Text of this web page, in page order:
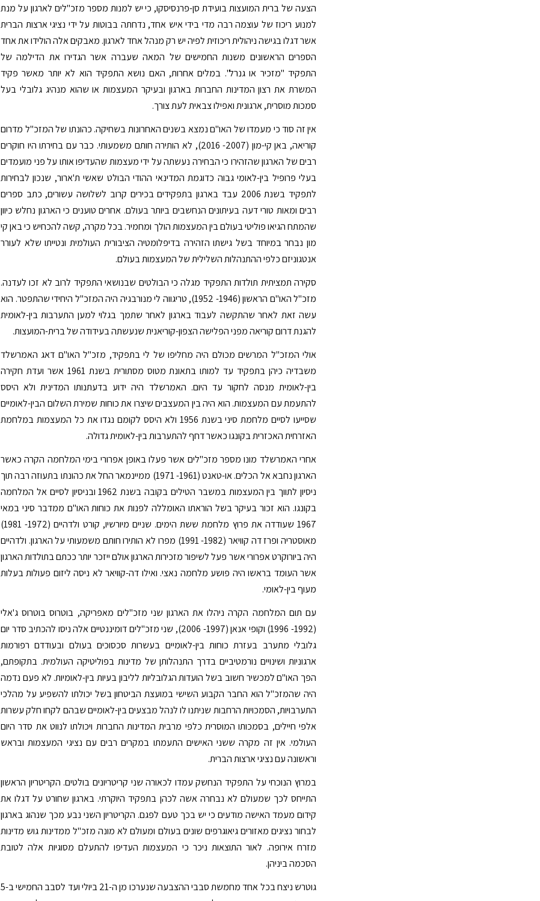
הצעה של ברית המועצות בועידת סן-פרנסיסקו, כי יש למנות מספר מזכ"לים לארגון על מנת
למנוע ריכוז של עוצמה רבה מדי בידי איש אחד, נדחתה בבוטות על ידי נציגי ארצות הברית
אשר דגלו בגישה ניהולית ריכוזית לפיה יש רק מנהל אחד לארגון. מאבקים אלה הולידו את אחד
הספרים הראשונים משנות החמישים של המאה שעברה אשר הגדירו את הדילמה של
התפקיד "מזכיר או גנרל". במלים אחרות, האם נושא התפקיד הוא לא יותר מאשר פקיד
המשרת את רצון המדינות החברות בארגון ובעיקר המעצמות או שהוא מנהיג גלובלי בעל
סמכות מוסרית, ארגונית ואפילו צבאית לעת צורך.
אין זה סוד כי מעמדו של האו"ם נמצא בשנים האחרונות בשחיקה. כהונתו של המזכ"ל מדרום
קוריאה, באן קי-מון (2007- 2016), לא הותירה חותם משמעותי. כבר עם בחירתו היו חוקרים
רבים של הארגון שהזהירו כי הבחירה נעשתה על ידי מעצמות שהעדיפו אותו על פני מועמדים
בעלי פרופיל בין-לאומי גבוה כדוגמת המדינאי ההודי הבולט שאשי ת'ארור, שנכון לבחירות
לתפקיד בשנת 2006 עבד בארגון בתפקידים בכירים קרוב לשלושה עשורים, כתב ספרים
רבים ומאות טורי דעה בעיתונים הנחשבים ביותר בעולם. אחרים טוענים כי הארגון נחלש כיוון
שהמתח הגיאו פוליטי בעולם בין המעצמות הולך ומחמיר. בכל מקרה, קשה להכחיש כי באן קי
מון נבחר במיוחד בשל גישתו הזהירה בדיפלומטיה הציבורית העולמית ונטייתו שלא לעורר
אנטגוניזם כלפי ההתנהלות השלילית של המעצמות בעולם.
סקירה תמציתית תולדות התפקיד מגלה כי הבולטים שבנושאי התפקיד לרוב לא זכו לעדנה.
מזכ"ל האו"ם הראשון (1946- 1952), טריגווה לי מנורבגיה היה המזכ"ל היחידי שהתפטר. הוא
עשה זאת לאחר שהתקשה לעבוד בארגון לאחר שתמך בגלוי למען התערבות בין-לאומית
להגנת דרום קוריאה מפני הפלישה הצפון-קוריאנית שנעשתה בעידודה של ברית-המועצות.
אולי המזכ"ל המרשים מכולם היה מחליפו של לי בתפקיד, מזכ"ל האו"ם דאג האמרשלד
משבדיה כיהן בתפקיד עד למותו בתאונת מטוס מסתורית בשנת 1961 אשר ועדת חקירה
בין-לאומית מנסה לחקור עד היום. האמרשלד היה ידוע בדעתנותו המדינית ולא היסס
להתעמת עם המעצמות. הוא היה בין המעצבים שיצרו את כוחות שמירת השלום הבין-לאומיים
שסייעו לסיים מלחמת סיני בשנת 1956 ולא היסס לקומם נגדו את כל המעצמות במלחמת
האזרחית האכזרית בקונגו כאשר דחף להתערבות בין-לאומית גדולה.
אחרי האמרשלד מונו מספר מזכ"לים אשר פעלו באופן אפרורי בימי המלחמה הקרה כאשר
הארגון נחבא אל הכלים. או-טאנט (1961- 1971) ממיינמאר החל את כהונתו בתעוזה רבה תוך
ניסיון לתווך בין המעצמות במשבר הטילים בקובה בשנת 1962 ובניסיון לסיים אל המלחמה
בקונגו. הוא זכור בעיקר בשל הוראתו האומללה לפנות את כוחות האו"ם ממדבר סיני במאי
1967 שעודדה את פרוץ מלחמת ששת הימים. שניים מיורשיו, קורט ולדהיים (1972- 1981)
מאוסטריה ופרז דה קוויאר (1982- 1991) מפרו לא הותירו חותם משמעותי על הארגון. ולדהיים
היה ביורוקרט אפרורי אשר פעל לשיפור מזכירות הארגון אולם ייזכר יותר ככתם בתולדות הארגון
אשר העומד בראשו היה פושע מלחמה נאצי. ואילו דה-קוויאר לא ניסה ליזום פעולות בעלות
מעוף בין-לאומי.
עם תום המלחמה הקרה ניהלו את הארגון שני מזכ"לים מאפריקה, בוטרוס בוטרוס ג'אלי
(1992- 1996) וקופי אנאן (1997- 2006), שני מזכ"לים דומיננטיים אלה ניסו להכתיב סדר יום
גלובלי מתערב בעזרת כוחות בין-לאומיים בעשרות סכסוכים בעולם ובעודדם רפורמות
ארגוניות ושינויים נורמטיביים בדרך התנהלותן של מדינות בפוליטיקה העולמית. בתקופתם,
הפך האו"ם למכשיר חשוב בשל הועדות הגלובליות לליבון בעיות בין-לאומיות. לא פעם נדמה
היה שהמזכ"ל הוא החבר הקבוע השישי במועצת הביטחון בשל יכולתו להשפיע על מהלכי
התערבויות, הסמכויות הרחבות שניתנו לו לנהל מבצעים בין-לאומיים שבהם לקחו חלק עשרות
אלפי חיילים, בסמכותו המוסרית כלפי מרבית המדינות החברות ויכולתו לנווט את סדר היום
העולמי. אין זה מקרה ששני האישים התעמתו במקרים רבים עם נציגי המעצמות ובראש
וראשונה עם נציגי ארצות הברית.
במרוץ הנוכחי על התפקיד הנחשק עמדו לכאורה שני קריטריונים בולטים. הקריטריון הראשון
התייחס לכך שמעולם לא נבחרה אשה לכהן בתפקיד היוקרתי. בארגון שחורט על דגלו את
קידום מעמד האישה מודעים כי יש בכך טעם לפגם. הקריטריון השני נבע מכך שנהוג בארגון
לבחור נציגים מאזורים גיאוגרפים שונים בעולם ומעולם לא מונה מזכ"ל ממדינות גוש מדינות
מזרח אירופה. לאור התוצאות ניכר כי המעצמות העדיפו להתעלם מסוגיות אלה לטובת
הסכמה ביניהן.
גוטרש ניצח בכל אחד מחמשת סבבי ההצבעה שנערכו מן ה-21 ביולי ועד לסבב החמישי ב-5